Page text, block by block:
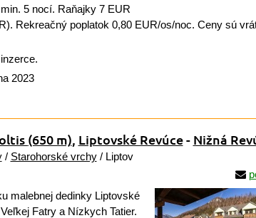
5 nocí. Raňajky 7 EUR
Rekreačný poplatok 0,80 EUR/os/noc. Ceny sú
2023
(650 m), Liptovské Revúce- Nižná
/ Starohorské vrchy/ Liptov
malebnej dedinky Liptovské
Fatry a Nízkych Tatier.